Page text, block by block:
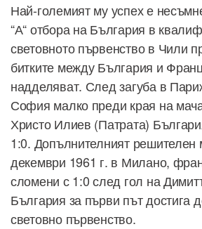
Най-големият му успех е
“А“ отбора на България в
световното първенство в Чили
битките между България и
надделяват. След загуба в
София малко преди края на
Христо Илиев (Патрата)
1:0. Допълнителният решителен
декември 1961 г. в Милано,
сломени с 1:0 след гол на
България за първи път достига
световно първенство.